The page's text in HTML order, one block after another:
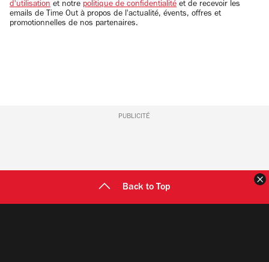
d'utilisation et notre politique de confidentialité et de recevoir les
emails de Time Out à propos de l'actualité, évents, offres et
promotionnelles de nos partenaires.
PUBLICITÉ
Back to Top